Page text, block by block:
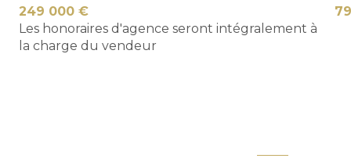
salon/sejour
249 000 €
Les honoraires d'agence seront intégralement à
la charge du vendeur